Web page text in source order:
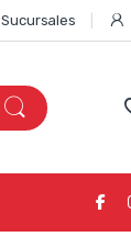
Sucursales